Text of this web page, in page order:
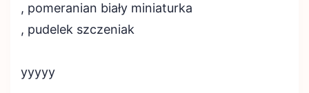
, pomeranian biały miniaturka
, pudelek szczeniak
yyyyy